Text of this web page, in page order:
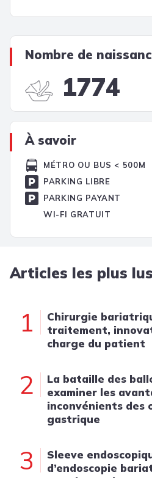
Nombre de
1774
À savoir
MÉTRO OU BUS < 500M
PARKING LIBRE
PARKING PAYANT
WI-FI GRATUIT
Articles les plus lus
1
Chirurgie
traitement,
charge du patient
2
La bataille des
examiner les
inconvénients des
gastrique
3
Sleeve
d’endoscopie